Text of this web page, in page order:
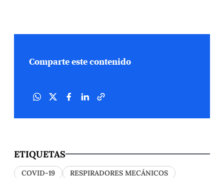
Comparte este contenido
ETIQUETAS
COVID-19
RESPIRADORES MECÁNICOS